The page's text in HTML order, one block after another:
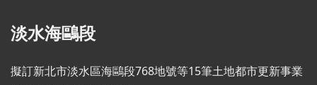
淡水海鷗段
擬訂新北市淡水區海鷗段768地號等15筆土地都市更新事業